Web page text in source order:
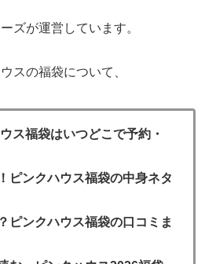
ズが運営しています。
スの福袋について、
ス福袋はいつどこで予約・
ピンクハウス福袋の中身ネタ
ピンクハウス福袋の口コミま